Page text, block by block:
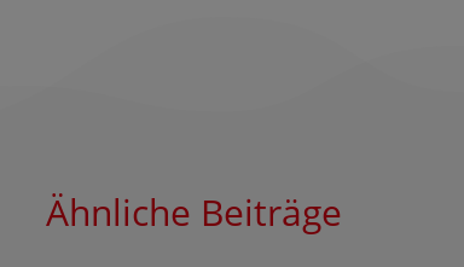
Ähnliche Beiträge